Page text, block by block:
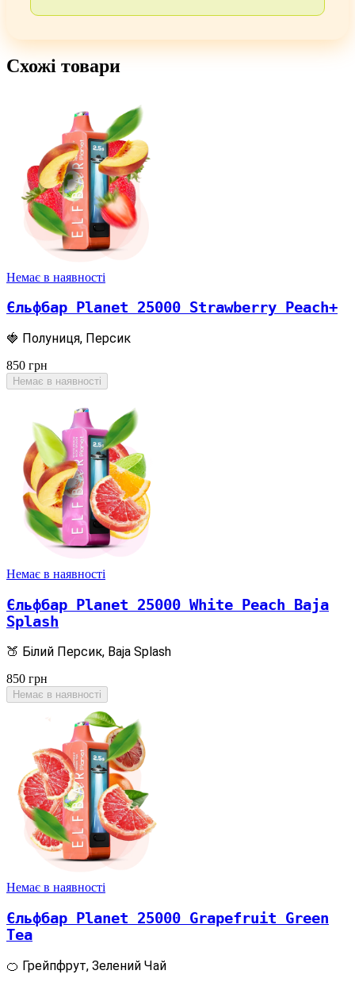
Схожі товари
Немає в наявності
Єльфбар Planet 25000 Strawberry Peach+
🍓 Полуниця, Персик
850 грн
Немає в наявності
Немає в наявності
Єльфбар Planet 25000 White Peach Baja
Splash
🍑 Білий Персик, Baja Splash
850 грн
Немає в наявності
Немає в наявності
Єльфбар Planet 25000 Grapefruit Green
Tea
🍊 Грейпфрут, Зелений Чай